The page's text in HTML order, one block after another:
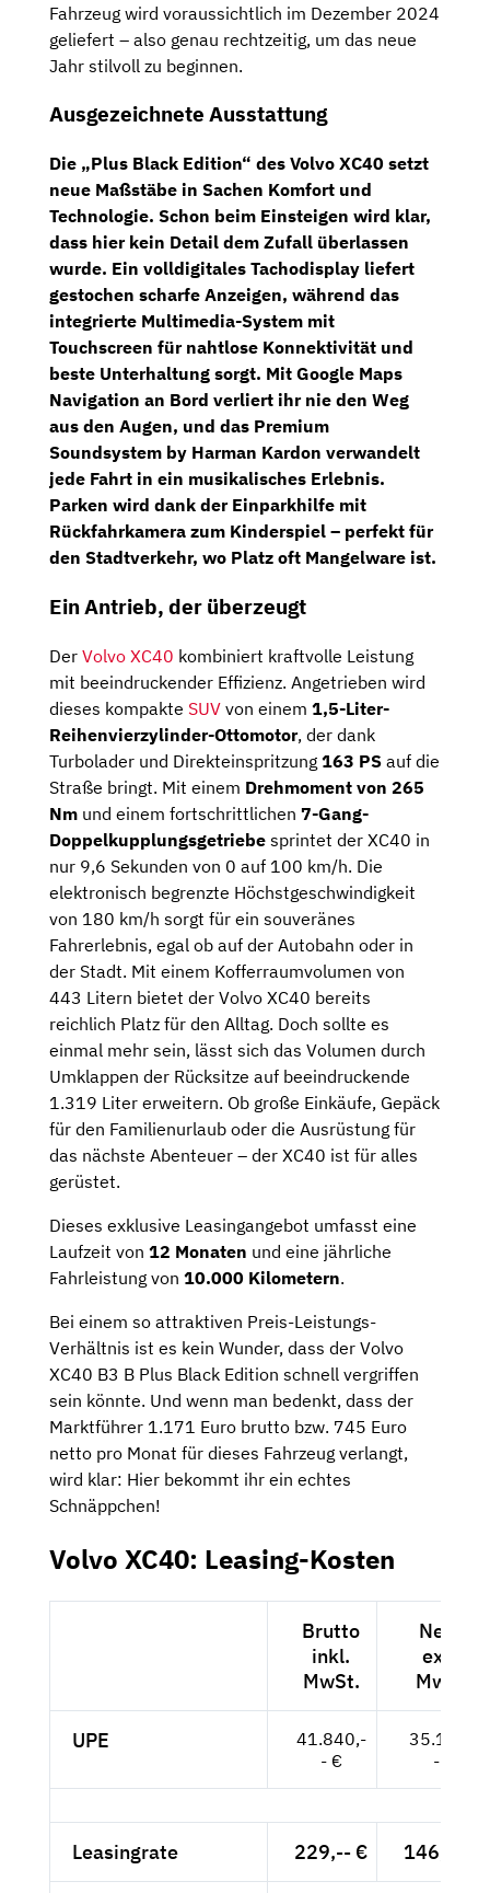
Fahrzeug wird voraussichtlich im Dezember 2024
geliefert – also genau rechtzeitig, um das neue
Jahr stilvoll zu beginnen.
Ausgezeichnete Ausstattung
Die „Plus Black Edition“ des Volvo XC40 setzt
neue Maßstäbe in Sachen Komfort und
Technologie. Schon beim Einsteigen wird klar,
dass hier kein Detail dem Zufall überlassen
wurde. Ein volldigitales Tachodisplay liefert
gestochen scharfe Anzeigen, während das
integrierte Multimedia-System mit
Touchscreen für nahtlose Konnektivität und
beste Unterhaltung sorgt. Mit Google Maps
Navigation an Bord verliert ihr nie den Weg
aus den Augen, und das Premium
Soundsystem by Harman Kardon verwandelt
jede Fahrt in ein musikalisches Erlebnis.
Parken wird dank der Einparkhilfe mit
Rückfahrkamera zum Kinderspiel – perfekt für
den Stadtverkehr, wo Platz oft Mangelware ist.
Ein Antrieb, der überzeugt
Der Volvo XC40 kombiniert kraftvolle Leistung
mit beeindruckender Effizienz. Angetrieben wird
dieses kompakte SUV von einem 1,5-Liter-
Reihenvierzylinder-Ottomotor, der dank
Turbolader und Direkteinspritzung 163 PS auf die
Straße bringt. Mit einem Drehmoment von 265
Nm und einem fortschrittlichen 7-Gang-
Doppelkupplungsgetriebe sprintet der XC40 in
nur 9,6 Sekunden von 0 auf 100 km/h. Die
elektronisch begrenzte Höchstgeschwindigkeit
von 180 km/h sorgt für ein souveränes
Fahrerlebnis, egal ob auf der Autobahn oder in
der Stadt. Mit einem Kofferraumvolumen von
443 Litern bietet der Volvo XC40 bereits
reichlich Platz für den Alltag. Doch sollte es
einmal mehr sein, lässt sich das Volumen durch
Umklappen der Rücksitze auf beeindruckende
1.319 Liter erweitern. Ob große Einkäufe, Gepäck
für den Familienurlaub oder die Ausrüstung für
das nächste Abenteuer – der XC40 ist für alles
gerüstet.
Dieses exklusive Leasingangebot umfasst eine
Laufzeit von 12 Monaten und eine jährliche
Fahrleistung von 10.000 Kilometern.
Bei einem so attraktiven Preis-Leistungs-
Verhältnis ist es kein Wunder, dass der Volvo
XC40 B3 B Plus Black Edition schnell vergriffen
sein könnte. Und wenn man bedenkt, dass der
Marktführer 1.171 Euro brutto bzw. 745 Euro
netto pro Monat für dieses Fahrzeug verlangt,
wird klar: Hier bekommt ihr ein echtes
Schnäppchen!
Volvo XC40: Leasing-Kosten
Brutto
inkl.
MwSt.
Netto
exkl.
MwSt.
UPE
41.840,-
- €
35.160,-
- €
Leasingrate 229,-- € 146,74 €